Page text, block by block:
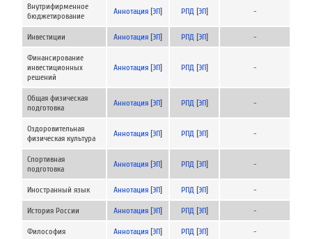
Внутрифирменное
бюджетирование
Аннотация [ЭП] РПД [ЭП] -
Инвестиции Аннотация [ЭП] РПД [ЭП] -
Финансирование
инвестиционных
решений
Аннотация [ЭП] РПД [ЭП] -
Общая физическая
подготовка
Аннотация [ЭП] РПД [ЭП] -
Оздоровительная
физическая культура
Аннотация [ЭП] РПД [ЭП] -
Спортивная
подготовка
Аннотация [ЭП] РПД [ЭП] -
Иностранный язык Аннотация [ЭП] РПД [ЭП] -
История России Аннотация [ЭП] РПД [ЭП] -
Философия Аннотация [ЭП] РПД [ЭП] -